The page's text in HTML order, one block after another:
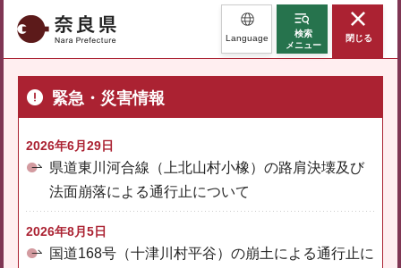
奈良県 Language
検索
メニュー
閉じる
緊急・災害情報
2026年6月29日
県道東川河合線（上北山村小橡）の路肩決壊及び
法面崩落による通行止について
2026年8月5日
国道168号（十津川村平谷）の崩土による通行止に